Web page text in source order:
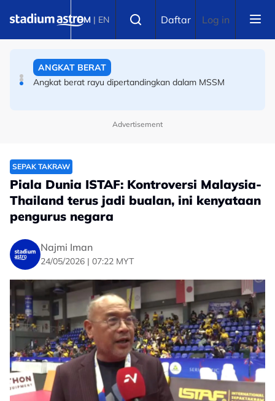
BM | EN Daftar Log in
Angkat berat rayu dipertandingkan dalam MSSM
BOLA SEPAK
Terkini Piala Hyundai ASEAN: Getir! Seorang lagi pemain
Advertisement
SEPAK TAKRAW
Piala Dunia ISTAF: Kontroversi Malaysia-
Thailand terus jadi bualan, ini kenyataan
pengurus negara
Najmi Iman
24/05/2026 | 07:22 MYT